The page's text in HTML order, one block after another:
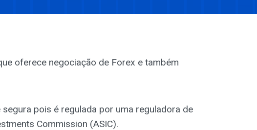
oferece negociação de Forex e também
pois é regulada por uma reguladora de
Commission (ASIC).